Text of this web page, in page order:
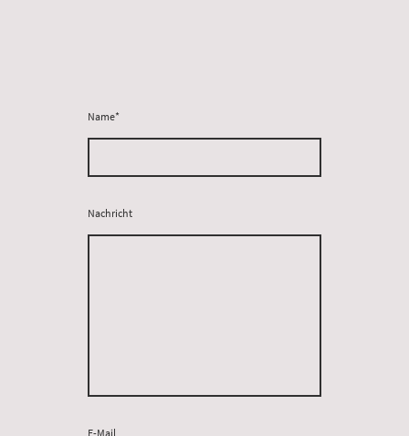
Name*
Nachricht
E-Mail